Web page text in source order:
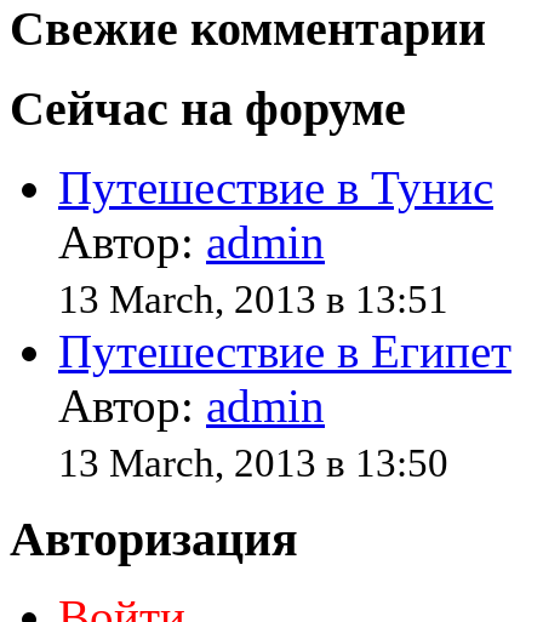
Свежие комментарии
Сейчас на форуме
Путешествие в Тунис
Автор: admin
13 March, 2013 в 13:51
Путешествие в Египет
Автор: admin
13 March, 2013 в 13:50
Авторизация